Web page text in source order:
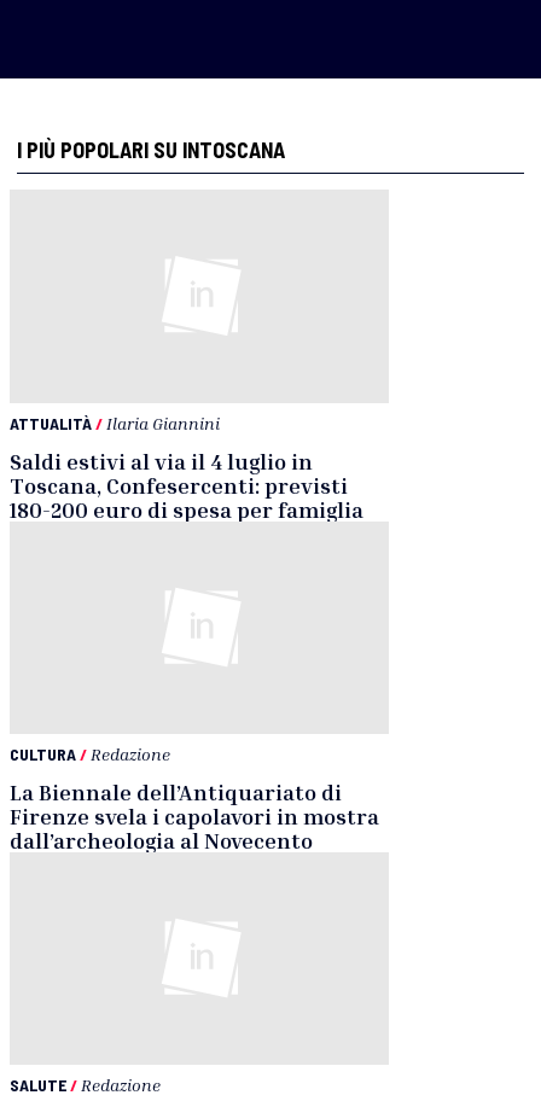
I PIÙ POPOLARI SU INTOSCANA
ATTUALITÀ/ Ilaria Giannini
Saldi estivi al via il 4 luglio in
Toscana, Confesercenti: previsti
180-200 euro di spesa per famiglia
CULTURA/ Redazione
La Biennale dell’Antiquariato di
Firenze svela i capolavori in mostra
dall’archeologia al Novecento
SALUTE/Redazione